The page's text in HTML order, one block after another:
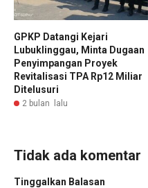
GPKP Datangi Kejari
Lubuklinggau, Minta Dugaan
Penyimpangan Proyek
Revitalisasi TPA Rp12 Miliar
Ditelusuri
2 bulan lalu
Tidak ada komentar
Tinggalkan Balasan